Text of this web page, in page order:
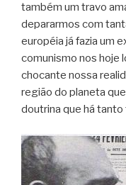
também um travo
depararmos com
européia já fazia um
comunismo nos hoje
chocante nossa
região do planeta
doutrina que há